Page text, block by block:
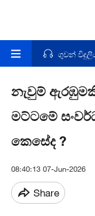
ගුවන්
නැවුම්
මට්ටමේ
කෙසේද ?
08:40:13 07-Jun-2026
Share